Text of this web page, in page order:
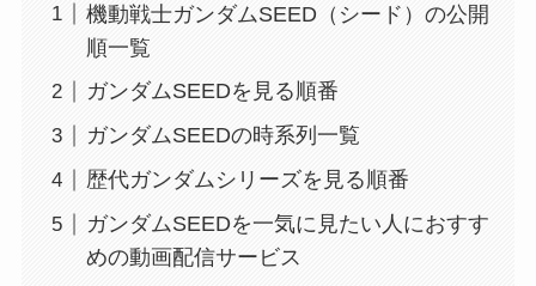
機動戦士ガンダムSEED（シード）の公開
順一覧
ガンダムSEEDを見る順番
ガンダムSEEDの時系列一覧
歴代ガンダムシリーズを見る順番
ガンダムSEEDを一気に見たい人におすす
めの動画配信サービス